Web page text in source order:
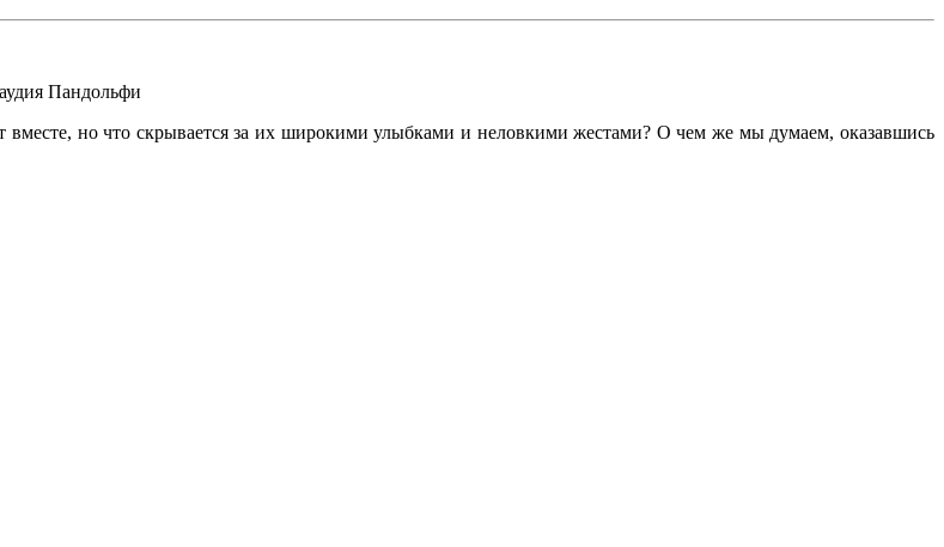
Пандольфи
но что скрывается за их широкими улыбками и неловкими жестами? О чем же мы думаем, оказавшись